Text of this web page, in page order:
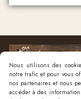
Nous utilisons des
notre trafic et pour vous
nos partenaires et nous
accéder à des